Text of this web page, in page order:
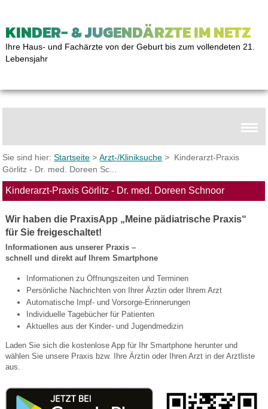
KINDER- & JUGENDÄRZTE IM NETZ
Ihre Haus- und Fachärzte von der Geburt bis zum vollendeten 21.
Lebensjahr
Sie sind hier:Startseite >Arzt-/Kliniksuche > Kinderarzt-Praxis
Görlitz - Dr. med. Doreen Sc...
Kinderarzt-Praxis Görlitz - Dr. med. Doreen Schnoor
Wir haben die PraxisApp „Meine pädiatrische Praxis“
für Sie freigeschaltet!
Informationen aus unserer Praxis –
schnell und direkt auf Ihrem Smartphone
Informationen zu Öffnungszeiten und Terminen
Persönliche Nachrichten von Ihrer Ärztin oder Ihrem Arzt
Automatische Impf- und Vorsorge-Erinnerungen
Individuelle Tagebücher für Patienten
Aktuelles aus der Kinder- und Jugendmedizin
Laden Sie sich die kostenlose App für Ihr Smartphone herunter und
wählen Sie unsere Praxis bzw. Ihre Ärztin oder Ihren Arzt in der Arztliste
aus.